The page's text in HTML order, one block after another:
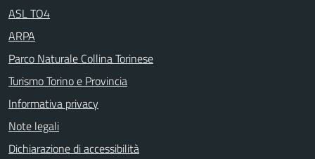
ASL TO4
ARPA
Parco Naturale Collina Torinese
Turismo Torino e Provincia
Informativa privacy
Note legali
Dichiarazione di accessibilità